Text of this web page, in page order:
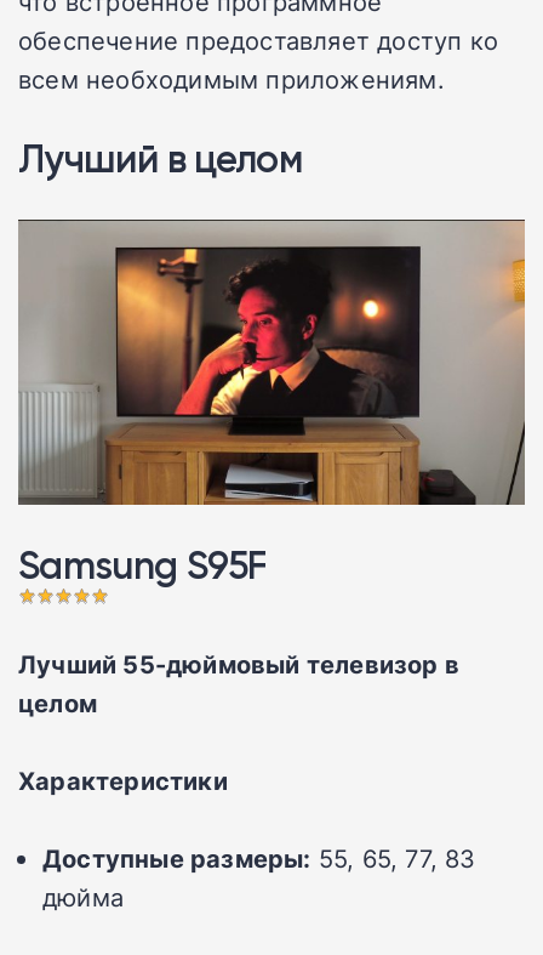
обеспечение предоставляет доступ ко
всем необходимым приложениям.
Лучший в целом
Samsung S95F 󠁩󠁩󠁩󠁩󠁩󠁩
Лучший 55-дюймовый телевизор в
целом
Характеристики
Доступные размеры: 55, 65, 77, 83
дюйма